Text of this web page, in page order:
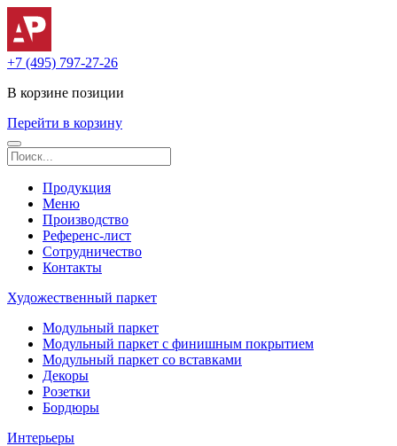
+7 (495) 797-27-26
В корзине позиции
Перейти в корзину
Продукция
Меню
Производство
Референс-лист
Сотрудничество
Контакты
Художественный паркет
Модульный паркет
Модульный паркет с финишным покрытием
Модульный паркет со вставками
Декоры
Розетки
Бордюры
Интерьеры